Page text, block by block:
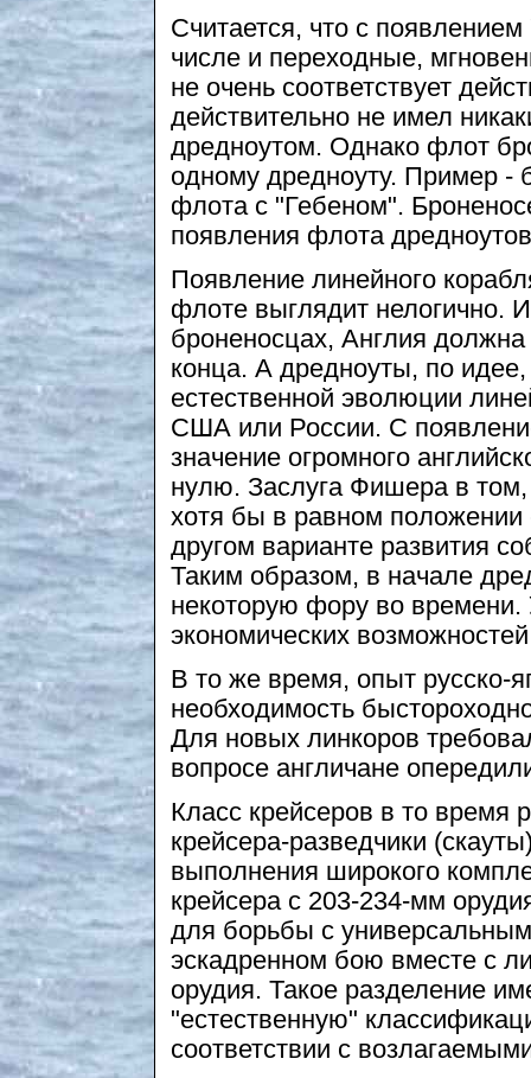
Считается, что с
числе и переходные,
не очень соответствует
действительно не имел
дредноутом. Однако флот
одному дредноуту. Пример -
флота с "Гебеном".
появления флота
Появление линейного
флоте выглядит нелогично.
броненосцах, Англия
конца. А дредноуты, по
естественной эволюции
США или России. С
значение огромного
нулю. Заслуга Фишера в том,
хотя бы в равном
другом варианте развития
Таким образом, в начале
некоторую фору во времени.
экономических
В то же время, опыт русско-
необходимость
Для новых линкоров
вопросе англичане
Класс крейсеров в то время
крейсера-разведчики
выполнения широкого
крейсера с 203-234-мм
для борьбы с
эскадренном бою вместе с
орудия. Такое разделение
"естественную"
соответствии с